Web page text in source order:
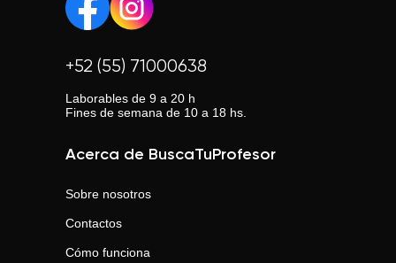
+52 (55) 71000638
Laborables de 9 a 20 h
Fines de semana de 10 a 18 hs.
Acerca de BuscaTuProfesor
Sobre nosotros
Contactos
Cómo funciona